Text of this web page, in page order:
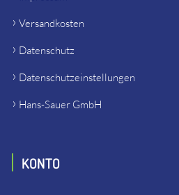
Versandkosten
Datenschutz
Datenschutzeinstellungen
Hans-Sauer GmbH
KONTO